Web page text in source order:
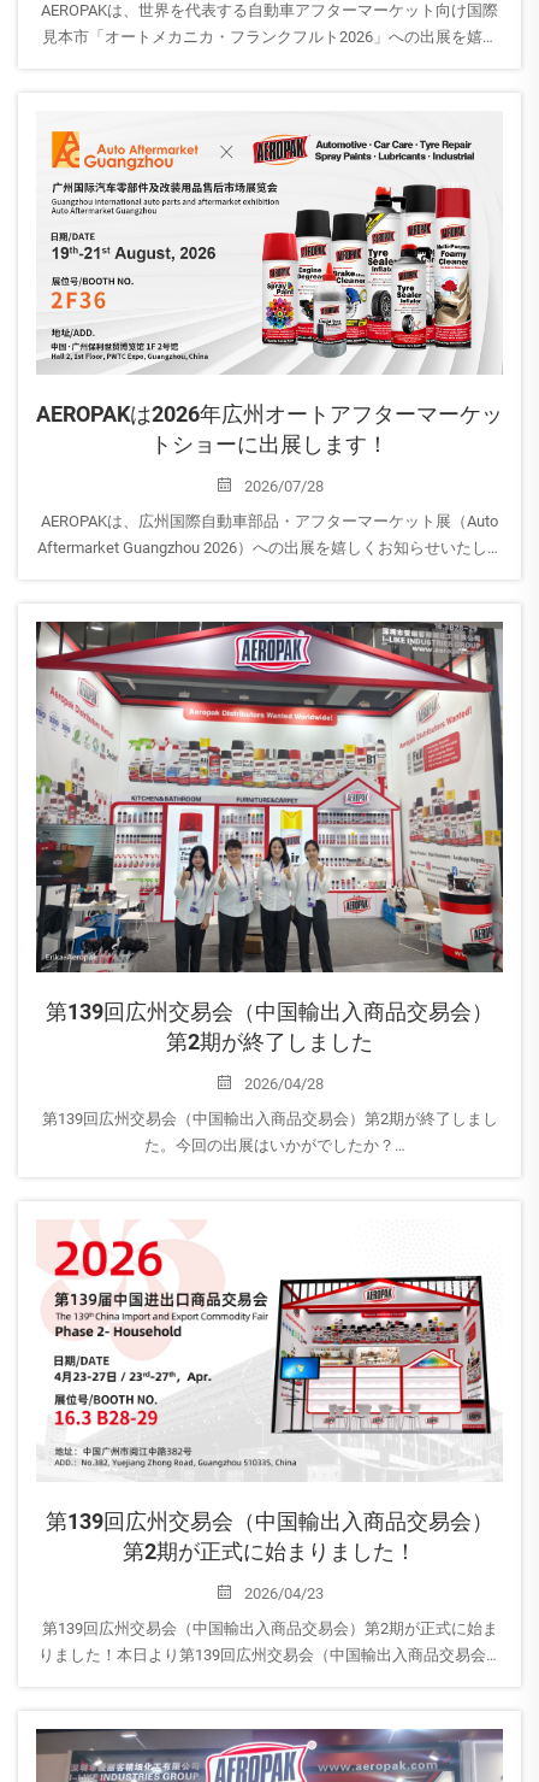
AEROPAKは、世界を代表する自動車アフターマーケット向け国際
見本市「オートメカニカ・フランクフルト2026」への出展を嬉し
会場：ホール12.0｜ブースD59B
会場住所：ルートヴィヒ＝エ…
AEROPAKは2026年広州オートアフターマーケッ
トショーに出展します！
2026/07/28
AEROPAKは、広州国際自動車部品・アフターマーケット展（Auto
Aftermarket Guangzhou 2026）への出展を嬉しくお知らせいたしま
ソリューションをご覧いただくとともに、ぜひ当社ブースへお立
ち寄りください。
第139回広州交易会（中国輸出入商品交易会）
第2期が終了しました
2026/04/28
第139回広州交易会（中国輸出入商品交易会）第2期が終了しまし
た。今回の出展はいかがでしたか？
極的にレビューし、今後の対応を検討しています…
第139回広州交易会（中国輸出入商品交易会）
第2期が正式に始まりました！
2026/04/23
第139回広州交易会（中国輸出入商品交易会）第2期が正式に始ま
りました！本日より第139回広州交易会（中国輸出入商品交易会）
りいただき、AEROPAKの最新家庭用エアゾール製品をご覧くださ
い…